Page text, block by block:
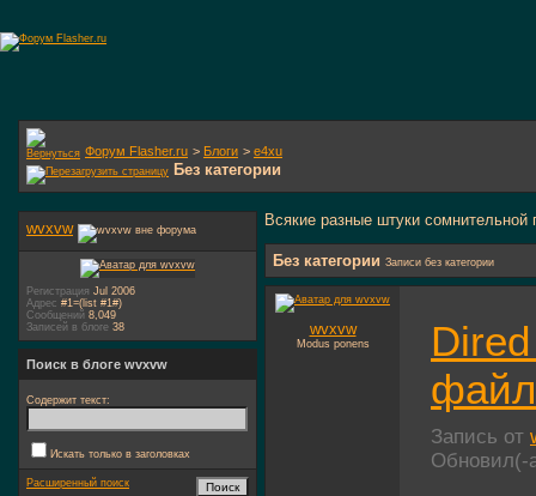
Форум Flasher.ru > Блоги > e4xu
Без категории
Всякие разные штуки
Без категории Записи без категории
wvxvw
Modus ponens
Запись от
wvxvw
Регистрация Jul 2006
Адрес #1=(list #1#)
Сообщений 8,049
Записей в блоге 38
Поиск в блоге wvxvw
Содержит текст:
Искать только в заголовках
Расширенный поиск